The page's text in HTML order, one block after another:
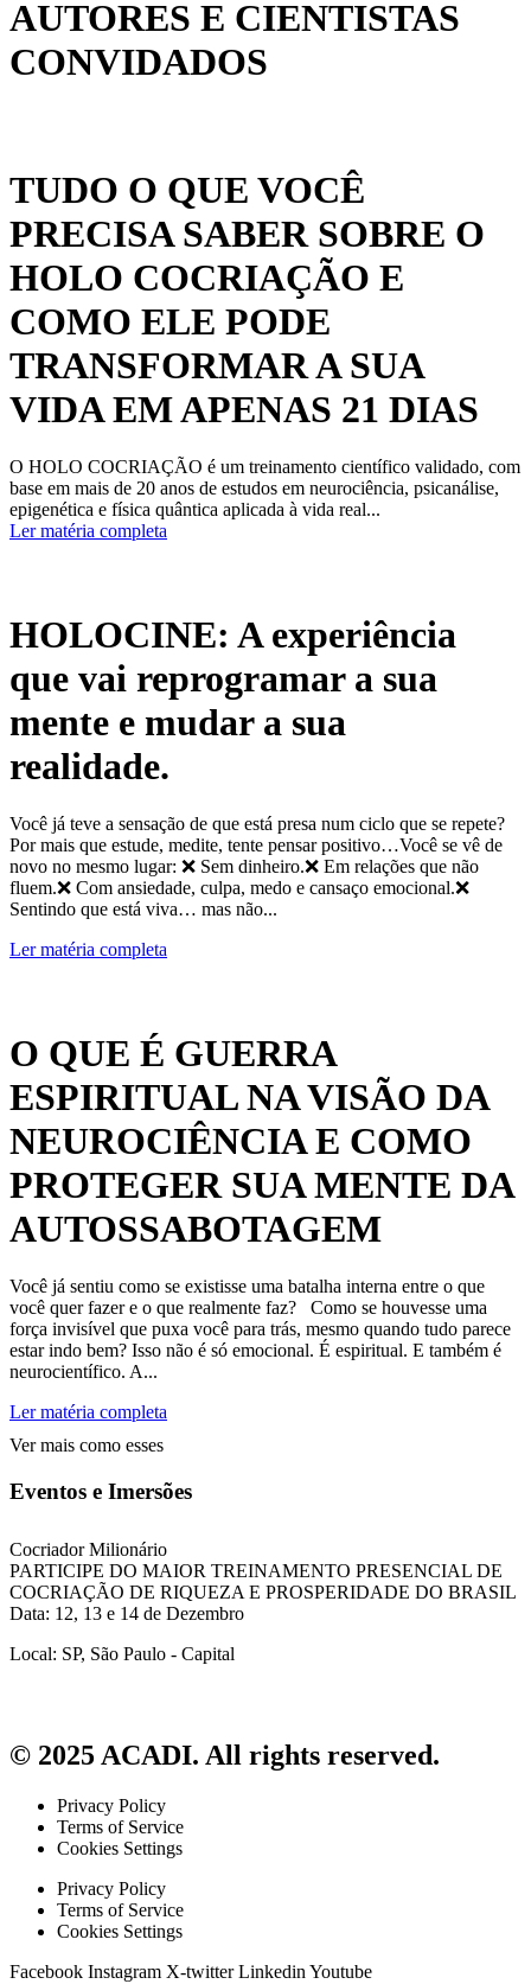
AUTORES E CIENTISTAS
CONVIDADOS
TUDO O QUE VOCÊ
PRECISA SABER SOBRE O
HOLO COCRIAÇÃO E
COMO ELE PODE
TRANSFORMAR A SUA
VIDA EM APENAS 21 DIAS
O HOLO COCRIAÇÃO é um treinamento científico validado, com
base em mais de 20 anos de estudos em neurociência, psicanálise,
epigenética e física quântica aplicada à vida real...
Ler matéria completa
HOLOCINE: A experiência
que vai reprogramar a sua
mente e mudar a sua
realidade.
Você já teve a sensação de que está presa num ciclo que se repete?
Por mais que estude, medite, tente pensar positivo…Você se vê de
novo no mesmo lugar: ❌ Sem dinheiro.❌ Em relações que não
fluem.❌ Com ansiedade, culpa, medo e cansaço emocional.❌
Sentindo que está viva… mas não...
Ler matéria completa
O QUE É GUERRA
ESPIRITUAL NA VISÃO DA
NEUROCIÊNCIA E COMO
PROTEGER SUA MENTE DA
AUTOSSABOTAGEM
Você já sentiu como se existisse uma batalha interna entre o que
você quer fazer e o que realmente faz? Como se houvesse uma
força invisível que puxa você para trás, mesmo quando tudo parece
estar indo bem? Isso não é só emocional. É espiritual. E também é
neurocientífico. A...
Ler matéria completa
Ver mais como esses
Eventos e Imersões
Cocriador Milionário
PARTICIPE DO MAIOR TREINAMENTO PRESENCIAL DE
COCRIAÇÃO DE RIQUEZA E PROSPERIDADE DO BRASIL
Data: 12, 13 e 14 de Dezembro
Local: SP, São Paulo - Capital
© 2025 ACADI. All rights reserved.
Privacy Policy
Terms of Service
Cookies Settings
Privacy Policy
Terms of Service
Cookies Settings
Facebook Instagram X-twitter Linkedin Youtube